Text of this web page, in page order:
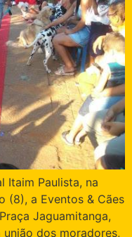
Itaim Paulista, na
(8), a Eventos & Cães
Jaguamitanga,
dos moradores,